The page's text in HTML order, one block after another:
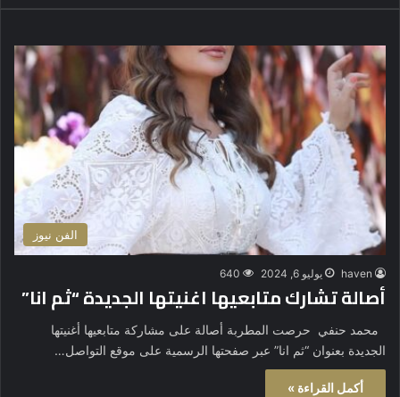
الفن نيوز
haven يوليو 6, 2024 640
أصالة تشارك متابعيها اغنيتها الجديدة “ثم انا”
محمد حنفي حرصت المطربة أصالة على مشاركة متابعيها أغنيتها
الجديدة بعنوان “ثم انا” عبر صفحتها الرسمية على موقع التواصل…
أكمل القراءة »